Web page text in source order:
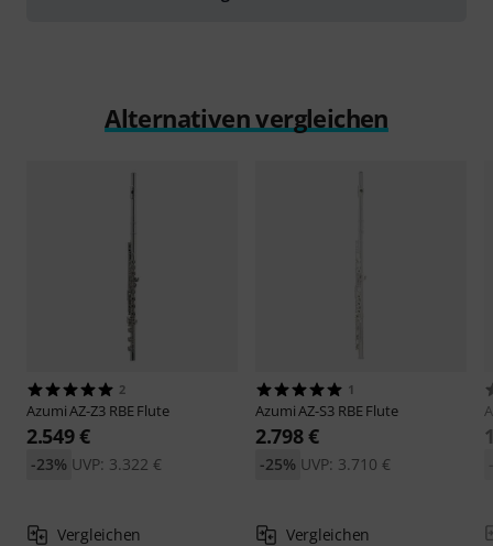
Alternativen vergleichen
2
AzumiAZ-Z3 RBE Flute
2.549 €
UVP: 3.322 €
-23%
Vergleichen
1
AzumiAZ-S3 RBE Flute
2.798 €
UVP: 3.710 €
-25%
Vergleichen